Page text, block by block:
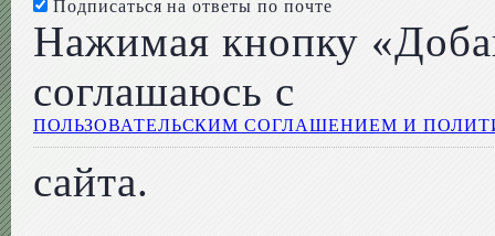
Подписаться на ответы по почте
Нажимая кнопку
соглашаюсь с
ПОЛЬЗОВАТЕЛЬСКИМ СОГЛАШЕНИЕМ И
сайта.